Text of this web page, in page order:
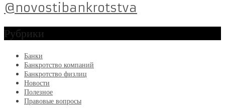
@novostibankrotstva
Рубрики
Банки
Банкротство компаний
Банкротство физлиц
Новости
Полезное
Правовые вопросы